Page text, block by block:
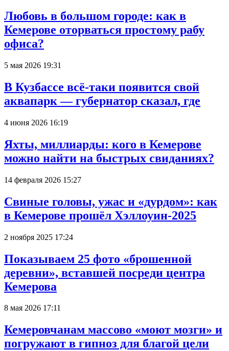
Любовь в большом городе: как в
Кемерове оторваться простому рабу
офиса?
5 мая 2026 19:31
В Кузбассе всё-таки появится свой
аквапарк — губернатор сказал, где
4 июня 2026 16:19
Яхты, миллиарды: кого в Кемерове
можно найти на быстрых свиданиях?
14 февраля 2026 15:27
Свиные головы, ужас и «дурдом»: как
в Кемерове прошёл Хэллоуин-2025
2 ноября 2025 17:24
Показываем 25 фото «брошенной
деревни», вставшей посреди центра
Кемерова
8 мая 2026 17:11
Кемеровчанам массово «моют мозги» и
погружают в гипноз для благой цели